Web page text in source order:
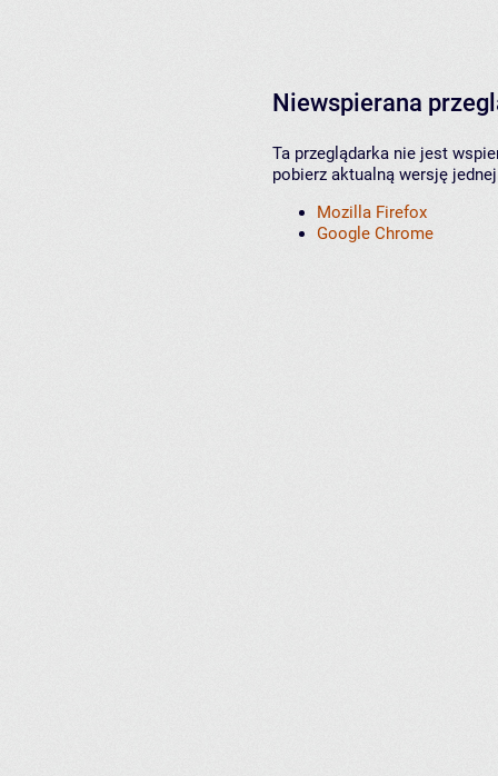
Niewspierana
Ta przeglądarka nie jest
pobierz aktualną wersję
Mozilla Firefox
Google Chrome